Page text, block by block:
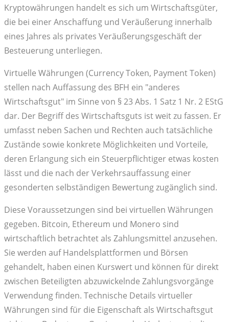
Kryptowährungen handelt es sich um Wirtschaftsgüter,
die bei einer Anschaffung und Veräußerung innerhalb
eines Jahres als privates Veräußerungsgeschäft der
Besteuerung unterliegen.
Virtuelle Währungen (Currency Token, Payment Token)
stellen nach Auffassung des BFH ein "anderes
Wirtschaftsgut" im Sinne von § 23 Abs. 1 Satz 1 Nr. 2 EStG
dar. Der Begriff des Wirtschaftsguts ist weit zu fassen. Er
umfasst neben Sachen und Rechten auch tatsächliche
Zustände sowie konkrete Möglichkeiten und Vorteile,
deren Erlangung sich ein Steuerpflichtiger etwas kosten
lässt und die nach der Verkehrsauffassung einer
gesonderten selbständigen Bewertung zugänglich sind.
Diese Voraussetzungen sind bei virtuellen Währungen
gegeben. Bitcoin, Ethereum und Monero sind
wirtschaftlich betrachtet als Zahlungsmittel anzusehen.
Sie werden auf Handelsplattformen und Börsen
gehandelt, haben einen Kurswert und können für direkt
zwischen Beteiligten abzuwickelnde Zahlungsvorgänge
Verwendung finden. Technische Details virtueller
Währungen sind für die Eigenschaft als Wirtschaftsgut